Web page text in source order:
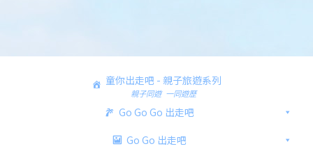
童你出走吧 - 親子旅遊系列
親子同遊 一同遊歷
Go Go Go 出走吧
Go Go 出走吧